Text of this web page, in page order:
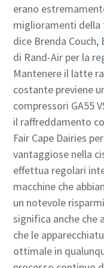
erano
miglioramenti
dice Brenda
di Rand-Air per la
Mantenere il latte
costante previene
compressori GA55
il raffreddamento
Fair Cape Dairies
vantaggiose nella
effettua regolari
macchine che
un notevole
significa anche che
che le
ottimale in